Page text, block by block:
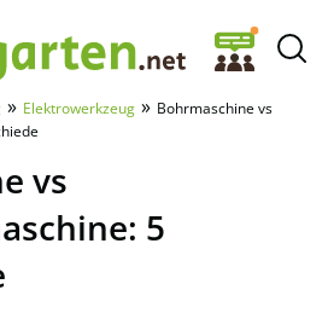
» Elektrowerkzeug » Bohrmaschine vs
vs
5